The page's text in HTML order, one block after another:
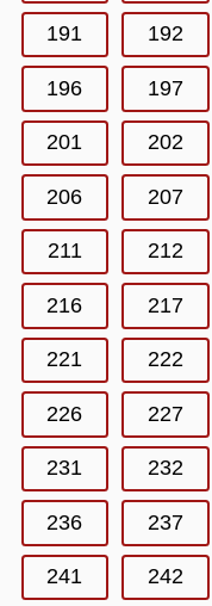
191 192
196 197
201 202
206 207
211 212
216 217
221 222
226 227
231 232
236 237
241 242